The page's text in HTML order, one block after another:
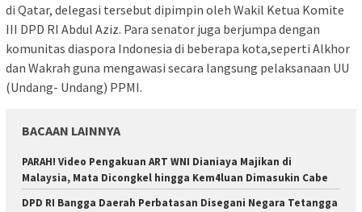
di Qatar, delegasi tersebut dipimpin oleh Wakil Ketua Komite
III DPD RI Abdul Aziz. Para senator juga berjumpa dengan
komunitas diaspora Indonesia di beberapa kota,seperti Alkhor
dan Wakrah guna mengawasi secara langsung pelaksanaan UU
(Undang- Undang) PPMI.
BACAAN LAINNYA
PARAH! Video Pengakuan ART WNI Dianiaya Majikan di
Malaysia, Mata Dicongkel hingga Kem4luan Dimasukin Cabe
DPD RI Bangga Daerah Perbatasan Disegani Negara Tetangga